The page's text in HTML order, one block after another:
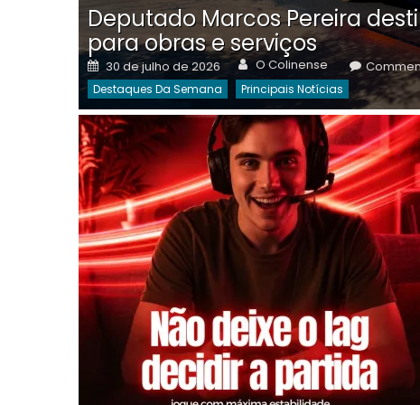
Deputado Marcos Pereira
para obras e serviços
Posted
on
30 de julho de 2026 Author
O Colinense
Destaques Da Semana Principais Notícias